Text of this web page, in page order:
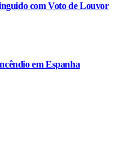
com Voto de Louvor
em Espanha